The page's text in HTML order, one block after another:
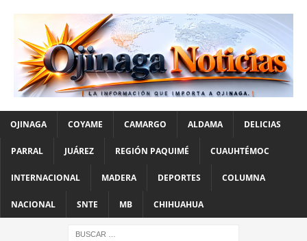
OJINAGA COYAME CAMARGO ALDAMA DELICIAS
PARRAL JUÁREZ REGIÓN PAQUIMÉ CUAUHTÉMOC
INTERNACIONAL MADERA DEPORTES COLUMNA
NACIONAL SNTE MB CHIHUAHUA